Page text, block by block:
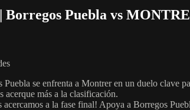
Borregos Puebla vs
se enfrenta a Montrer en un duelo
acerque más a la clasificación.
a la fase final! Apoya a Borregos